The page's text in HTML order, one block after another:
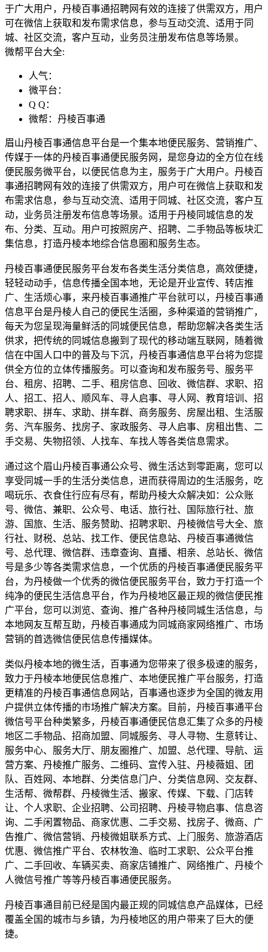
于广大用户，丹棱百事通招聘网有效的连接了供需双方，用户
可在微信上获取和发布需求信息，参与互动交流、适用于同
城、社区交流，客户互动，业务员注册发布信息等场景。
微帮平台大全:
人气：
微平台：
Q Q：
微帮：丹棱百事通
眉山丹棱百事通信息平台是一个集本地便民服务、营销推广、
传媒于一体的丹棱百事通便民服务网，是您身边的全方位在线
便民服务微平台，以便民信息为主，服务于广大用户。丹棱百
事通招聘网有效的连接了供需双方，用户可在微信上获取和发
布需求信息，参与互动交流、适用于同城、社区交流，客户互
动，业务员注册发布信息等场景。适用于丹棱同城信息的发
布、分类、互动。用户可按照房产、招聘、二手物品等板块汇
集信息，打造丹棱本地综合信息圈和服务生态。
丹棱百事通便民服务平台发布各类生活分类信息，高效便捷，
轻轻动动手，信息传播全国本地，无论是开业宣传、转店推
广、生活烦心事，来丹棱百事通推广平台就可以，丹棱百事通
信息平台是丹棱人自己的便民生活圈，多种渠道的营销推广，
每天为您呈现海量鲜活的同城便民信息，帮助您解决各类生活
供求，把传统的同城信息搬到了现代的移动端互联网，随着微
信在中国人口中的普及与下沉，丹棱百事通信息平台将为您提
供全方位的立体传播服务。可以查询和发布服务号、服务平
台、租房、招聘、二手、租房信息、回收、微信群、求职、招
人、招工、招人、顺风车、寻人启事、寻人网、教育培训、招
聘求职、拼车、求助、拼车群、商务服务、房屋出租、生活服
务、汽车服务、找房子、家政服务、寻人启事、房租出售、二
手交易、失物招领、人找车、车找人等各类信息需求。
通过这个眉山丹棱百事通公众号、微生活达到零距离，您可以
享受同城一手的生活分类信息，进而获得周边的生活服务，吃
喝玩乐、衣食住行应有尽有，帮助丹棱大众解决如：公众账
号、微信、兼职、公众号、电话、旅行社、国际旅行社、旅
游、国旅、生活、服务赞助、招聘求职、丹棱微信号大全、旅
行社、财税、总站、找工作、便民信息站、丹棱百事通微信
号、总代理、微信群、违章查询、直播、相亲、总站长、微信
号是多少等各类需求信息，一个优质的丹棱百事通便民服务平
台，为丹棱做一个优秀的微信便民服务平台，致力于打造一个
纯净的便民生活信息平台，作为丹棱地区最正规的微信便民推
广平台，您可以浏览、查询、推广各种丹棱同城生活信息，与
本地网友互帮互助，丹棱百事通成为同城商家网络推广、市场
营销的首选微信便民信息传播媒体。
类似丹棱本地的微生活，百事通为您带来了很多极速的服务，
致力于丹棱本地便民信息推广、本地便民推广平台服务，打造
更精准的丹棱百事通信息网站，百事通也逐步为全国的微友用
户提供立体传播的市场推广解决方案。目前，丹棱百事通平台
微信号平台种类繁多，丹棱百事通便民信息汇集了众多的丹棱
地区二手物品、招商加盟、同城服务、寻人寻物、生意转让、
服务中心、服务大厅、朋友圈推广、加盟、总代理、导航、运
营方案、丹棱推广服务、二维码、宣传入驻、丹棱薇姐、团
队、百姓网、本地群、分类信息门户、分类信息网、交友群、
生活帮、微帮群、丹棱微生活、搬家、传媒、下载、门店转
让、个人求职、企业招聘、公司招聘、丹棱寻物启事、信息咨
询、二手闲置物品、商家优惠、二手交易、找房子、微商、广
告推广、微信营销、丹棱微姐联系方式、上门服务、旅游酒店
优惠、微信推广平台、农林牧渔、临时工求职、公众平台推
广、二手回收、车辆买卖、商家店铺推广、网络推广、丹棱个
人微信号推广等等丹棱百事通便民服务。
丹棱百事通目前已经是国内最正规的同城信息产品媒体，已经
覆盖全国的城市与乡镇，为丹棱地区的用户带来了巨大的便
捷。